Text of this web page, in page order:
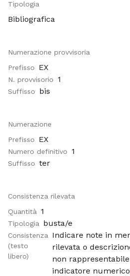
Tipologia
Bibliografica
Numerazione provvisoria
Prefisso
EX
N. provvisorio 1
Suffisso bis
Numerazione
Prefisso
EX
Numero definitivo 1
Suffisso ter
Consistenza rilevata
Quantità
1
Tipologia busta/e
Consistenza
(testo
libero)
Indicare note in
rilevata o
non
indicatore